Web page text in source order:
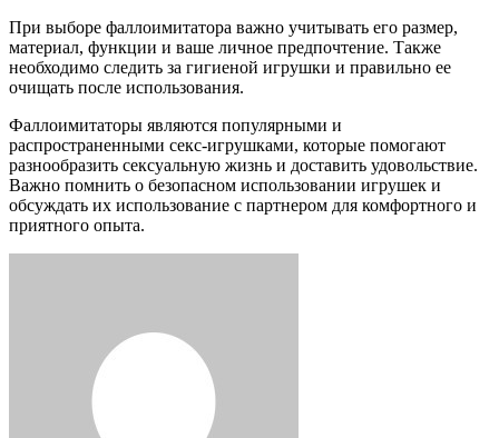
При выборе фаллоимитатора важно учитывать его размер,
материал, функции и ваше личное предпочтение. Также
необходимо следить за гигиеной игрушки и правильно ее
очищать после использования.
Фаллоимитаторы являются популярными и
распространенными секс-игрушками, которые помогают
разнообразить сексуальную жизнь и доставить удовольствие.
Важно помнить о безопасном использовании игрушек и
обсуждать их использование с партнером для комфортного и
приятного опыта.